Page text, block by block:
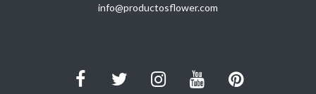
info@productosflower.com